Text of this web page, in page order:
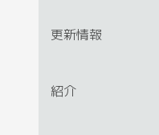
更新情報
紹介